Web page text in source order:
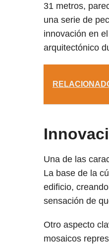
31 metros,
una serie de
innovación en
arquitectónico
Una de las
La base de la
edificio,
sensación de
Otro aspecto
mosaicos